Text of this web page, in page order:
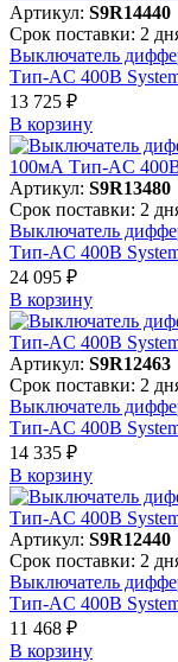
Артикул: S9R14440
Срок поставки: 2
Выключатель
Тип-AC 400В
13 725 ₽
В корзинy
Артикул: S9R13480
Срок поставки: 2
Выключатель
Тип-AC 400В
24 095 ₽
В корзинy
Артикул: S9R12463
Срок поставки: 2
Выключатель
Тип-AC 400В
14 335 ₽
В корзинy
Артикул: S9R12440
Срок поставки: 2
Выключатель
Тип-AC 400В
11 468 ₽
В корзинy